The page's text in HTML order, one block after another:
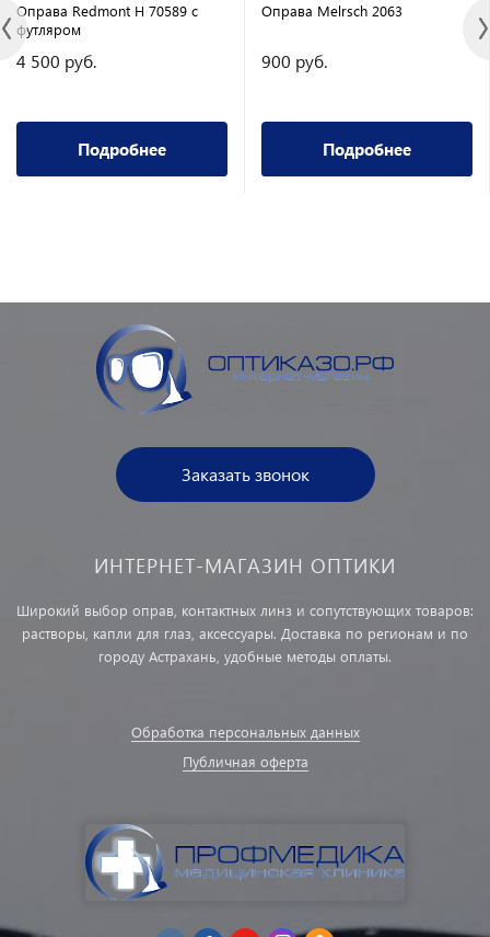
Оправа Redmont H 70589 с
футляром
4 500 руб.
Подробнее
Оправа Melrsch 2063
900 руб.
Подробнее
Заказать звонок
ИНТЕРНЕТ-МАГАЗИН ОПТИКИ
Широкий выбор оправ, контактных линз и сопутствующих товаров:
растворы, капли для глаз, аксессуары. Доставка по регионам и по
городу Астрахань, удобные методы оплаты.
Обработка персональных данных
Публичная оферта